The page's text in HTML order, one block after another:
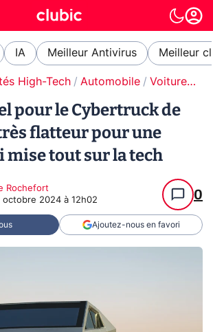
IA Meilleur Antivirus Meilleur
High-Tech Automobile Voitures électriques
pour le Cybertruck de
flatteur pour une
mise tout sur la tech
Rochefort
octobre 2024 à 12h02 0
Ajoutez-nous en favori